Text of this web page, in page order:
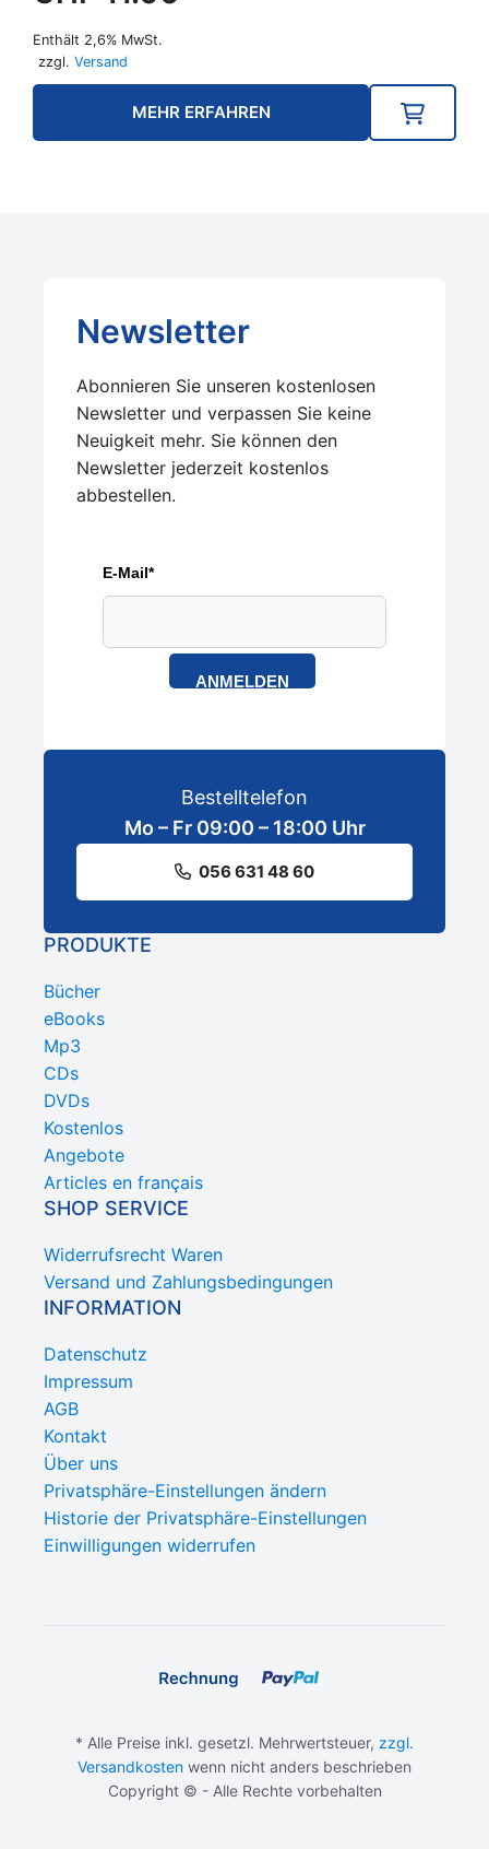
Enthält 2,6% MwSt.
zzgl. Versand
MEHR ERFAHREN
Newsletter
Abonnieren Sie unseren kostenlosen
Newsletter und verpassen Sie keine
Neuigkeit mehr. Sie können den
Newsletter jederzeit kostenlos
abbestellen.
E-Mail*
ANMELDEN
Bestelltelefon
Mo – Fr 09:00 – 18:00 Uhr
056 631 48 60
PRODUKTE
Bücher
eBooks
Mp3
CDs
DVDs
Kostenlos
Angebote
Articles en français
SHOP SERVICE
Widerrufsrecht Waren
Versand und Zahlungsbedingungen
INFORMATION
Datenschutz
Impressum
AGB
Kontakt
Über uns
Privatsphäre-Einstellungen ändern
Historie der Privatsphäre-Einstellungen
Einwilligungen widerrufen
* Alle Preise inkl. gesetzl. Mehrwertsteuer, zzgl.
Versandkosten wenn nicht anders beschrieben
Copyright © - Alle Rechte vorbehalten